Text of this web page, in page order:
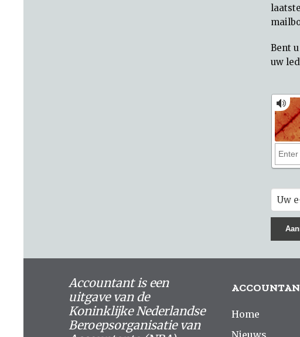
Bent
uw
Accountant is een
uitgave van de
Koninklijke Nederlandse
Beroepsorganisatie van
Home
Nieuws